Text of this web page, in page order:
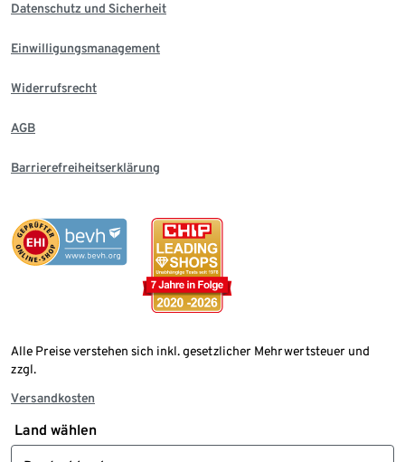
Datenschutz und Sicherheit
Einwilligungsmanagement
Widerrufsrecht
AGB
Barrierefreiheitserklärung
Alle Preise verstehen sich inkl. gesetzlicher Mehrwertsteuer und
zzgl.
Versandkosten
Land wählen